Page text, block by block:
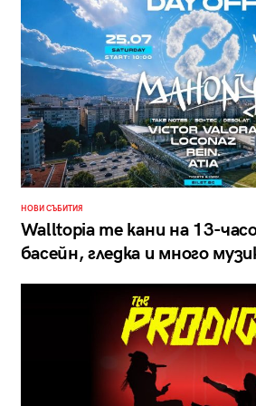
НОВИ СЪБИТИЯ
Walltopia те кани на 13-
басейн, гледка и много